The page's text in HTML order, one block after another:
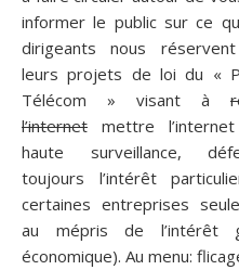
informer le public sur ce
dirigeants nous
leurs projets de loi du «
Télécom » visant à
l’internet mettre
haute surveillance,
toujours l’intérêt
certaines entreprises
au mépris de l’intérêt
économique). Au menu: